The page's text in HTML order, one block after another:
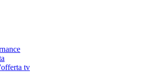
tv